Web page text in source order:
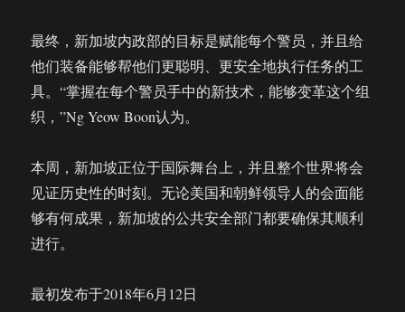
最终，新加坡内政部的目标是赋能每个警员，并且给
他们装备能够帮他们更聪明、更安全地执行任务的工
具。“掌握在每个警员手中的新技术，能够变革这个组
织，”Ng Yeow Boon认为。
本周，新加坡正位于国际舞台上，并且整个世界将会
见证历史性的时刻。无论美国和朝鲜领导人的会面能
够有何成果，新加坡的公共安全部门都要确保其顺利
进行。
最初发布于2018年6月12日